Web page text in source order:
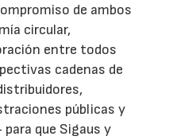
de ambos
circular,
entre todos
cadenas de
públicas y
que Sigaus y